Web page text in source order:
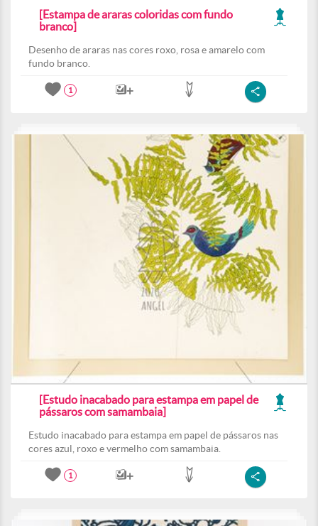
[Estampa de araras coloridas com fundo
branco]
Desenho de araras nas cores roxo, rosa e amarelo com
fundo branco.
1
[Estudo inacabado para estampa em papel de
pássaros com samambaia]
Estudo inacabado para estampa em papel de pássaros nas
cores azul, roxo e vermelho com samambaia.
1